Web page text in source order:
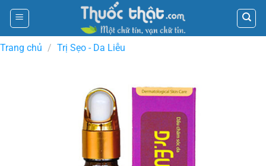
Skip
content
Trang chủ / Trị Sẹo - Da Liễu